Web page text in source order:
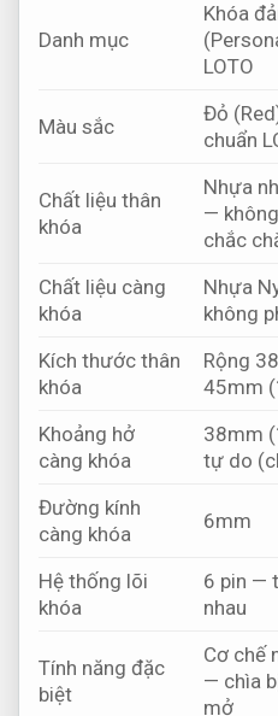
Danh mục
Khóa
LOTO
Màu sắc
Đỏ
chuẩn
Chất liệu thân
khóa
Nhựa
—
chắc
Chất liệu càng
khóa
Nhựa
không
Kích thước thân
khóa
Rộng
45mm
Khoảng hở
càng khóa
38mm
tự do
Đường kính
càng khóa
6mm
Hệ thống lõi
khóa
6 pin —
nhau
Tính năng đặc
biệt
Cơ chế
— chìa
mở